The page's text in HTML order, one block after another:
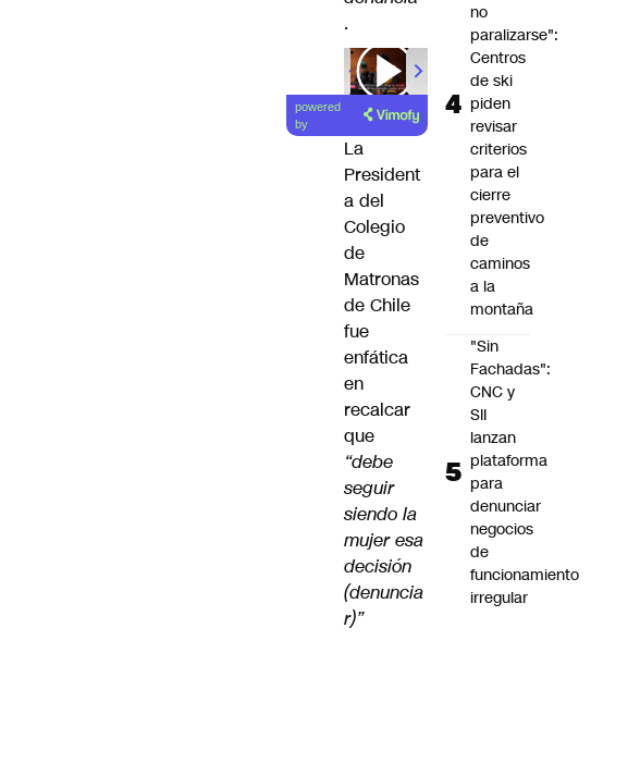
.
01:00
powered
by
La
President
a del
Colegio
de
Matronas
de Chile
fue
enfática
en
recalcar
que
“debe
seguir
siendo la
mujer esa
decisión
(denuncia
r)”
no
paralizarse":
Centros
de ski
piden
revisar
criterios
para el
cierre
preventivo
de
caminos
a la
montaña
"Sin
Fachadas":
CNC y
SII
lanzan
plataforma
para
denunciar
negocios
de
funcionamiento
irregular